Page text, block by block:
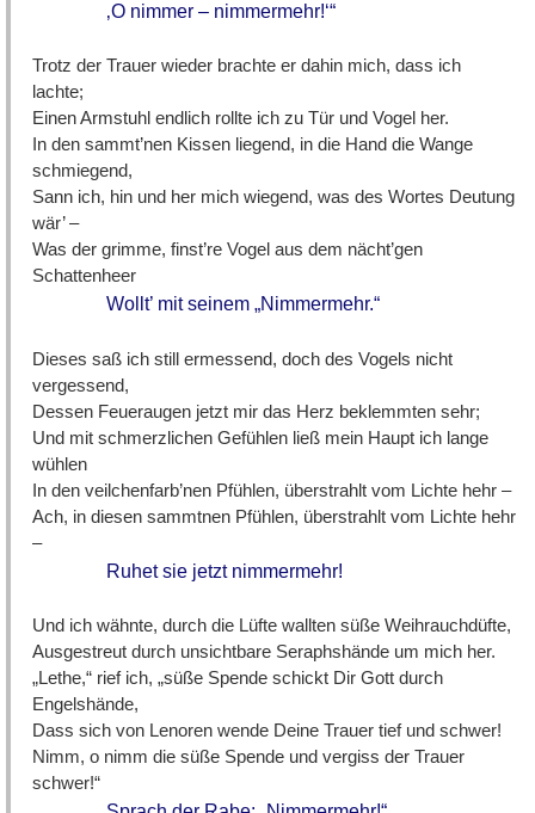
‚O nimmer – nimmermehr!‘“
Trotz der Trauer wieder brachte er dahin mich, dass ich
lachte;
Einen Armstuhl endlich rollte ich zu Tür und Vogel her.
In den sammt’nen Kissen liegend, in die Hand die Wange
schmiegend,
Sann ich, hin und her mich wiegend, was des Wortes Deutung
wär’ –
Was der grimme, finst’re Vogel aus dem nächt’gen
Schattenheer
Wollt’ mit seinem „Nimmermehr.“
Dieses saß ich still ermessend, doch des Vogels nicht
vergessend,
Dessen Feueraugen jetzt mir das Herz beklemmten sehr;
Und mit schmerzlichen Gefühlen ließ mein Haupt ich lange
wühlen
In den veilchenfarb’nen Pfühlen, überstrahlt vom Lichte hehr –
Ach, in diesen sammtnen Pfühlen, überstrahlt vom Lichte hehr
–
Ruhet sie jetzt nimmermehr!
Und ich wähnte, durch die Lüfte wallten süße Weihrauchdüfte,
Ausgestreut durch unsichtbare Seraphshände um mich her.
„Lethe,“ rief ich, „süße Spende schickt Dir Gott durch
Engelshände,
Dass sich von Lenoren wende Deine Trauer tief und schwer!
Nimm, o nimm die süße Spende und vergiss der Trauer
schwer!“